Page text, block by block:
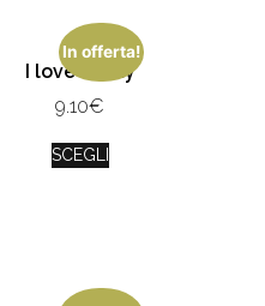
In offerta!
I love Mamy
9.10€
SCEGLI